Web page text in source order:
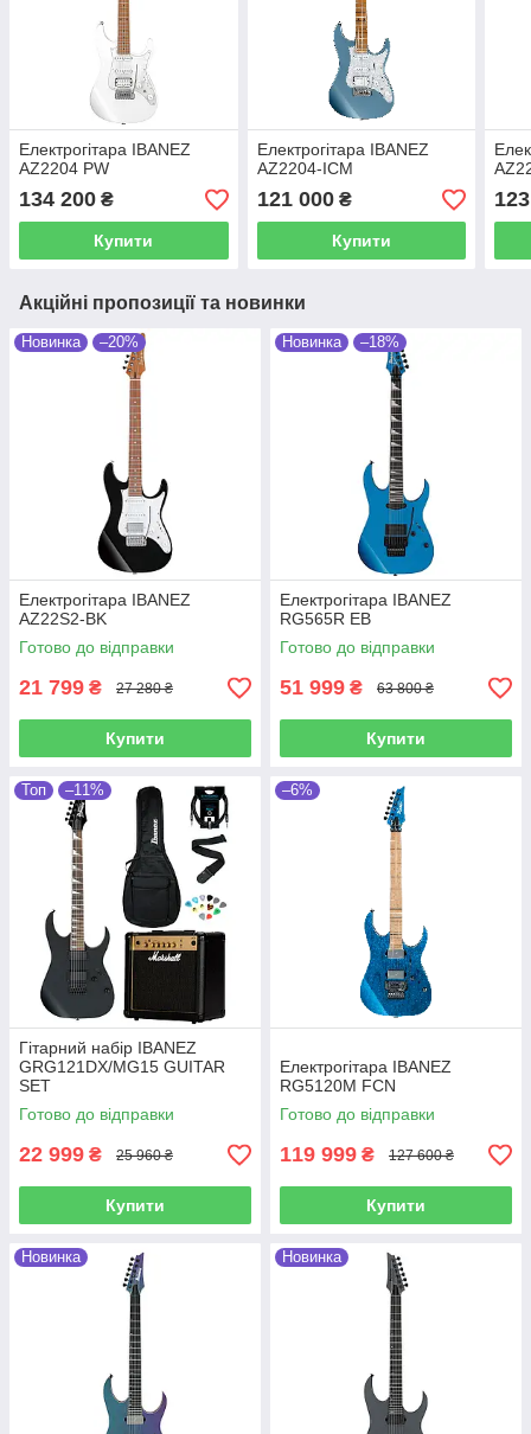
Електрогітара IBANEZ
AZ2204 PW
134 200 ₴
Купити
Електрогітара IBANEZ
AZ2204-ICM
121 000₴
Купити
Акційні пропозиції та новинки
Новинка –20%
Електрогітара IBANEZ
AZ22S2-BK
Готово до відправки
21 799 ₴ 27 280 ₴
Купити
Новинка –18%
Електрогітара IBANEZ
RG565R EB
Готово до відправки
51 999 ₴ 63 800 ₴
Купити
Топ –11%
Гітарний набір IBANEZ
GRG121DX/MG15 GUITAR
SET
Готово до відправки
22 999 ₴ 25 960 ₴
Купити
–6%
Електрогітара IBANEZ
RG5120M FCN
Готово до відправки
119 999 ₴ 127 600 ₴
Купити
Новинка Новинка